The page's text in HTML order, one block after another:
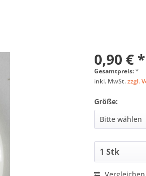
0,90 € *
Gesamtpreis:*
inkl. MwSt.zzgl.
Größe: